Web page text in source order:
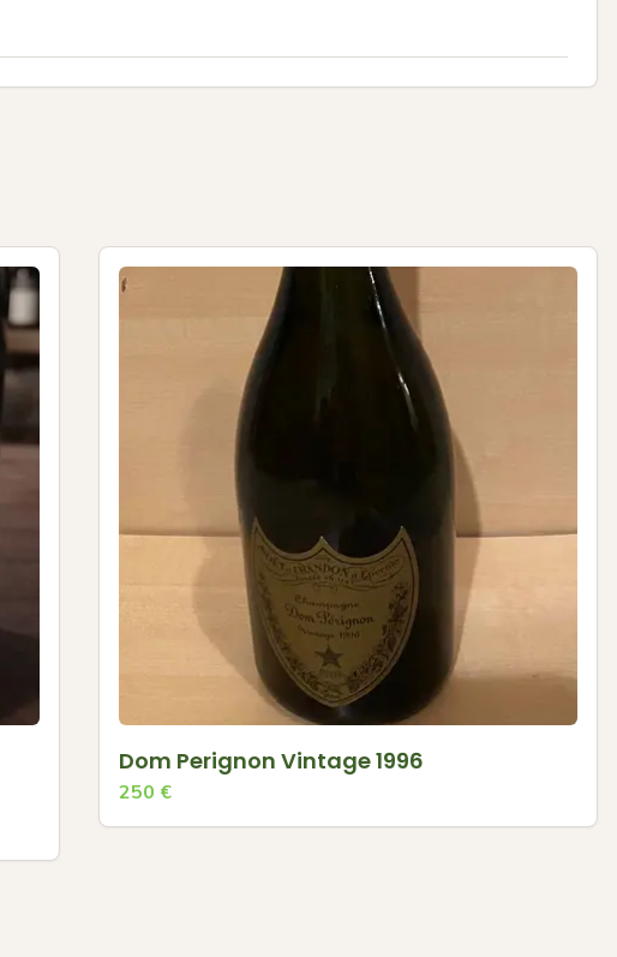
Dom Perignon Vintage 1996
250 €